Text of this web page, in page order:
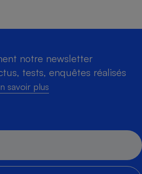
notre newsletter
tests, enquêtes réalisés
savoir plus